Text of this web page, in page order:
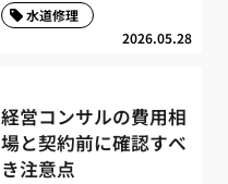
2026.05.28
水道修理
経営コンサルの費用相
場と契約前に確認すべ
き注意点